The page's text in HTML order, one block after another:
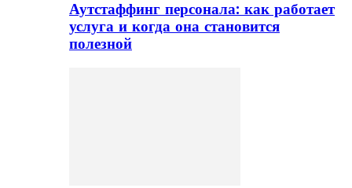
Аутстаффинг персонала: как работает
услуга и когда она становится
полезной